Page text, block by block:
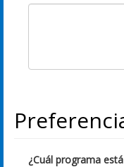
¿Cuál programa